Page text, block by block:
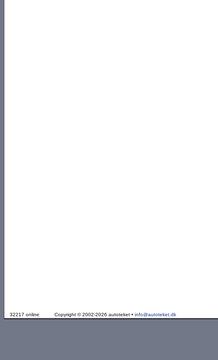
32217 online Copyright © 2002-2026 autoteket • info@autoteket.dk